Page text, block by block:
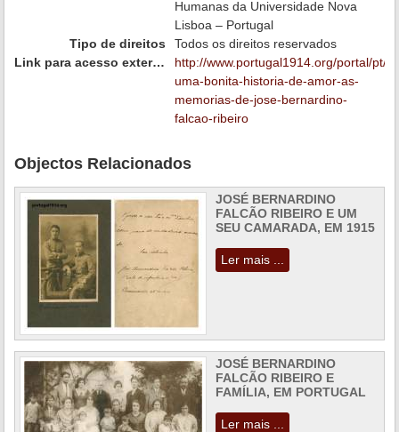
Humanas da Universidade Nova
Lisboa – Portugal
Tipo de direitos
Todos os direitos reservados
Link para acesso externo
http://www.portugal1914.org/portal/pt/
uma-bonita-historia-de-amor-as-
memorias-de-jose-bernardino-
falcao-ribeiro
Objectos Relacionados
JOSÉ BERNARDINO
FALCÃO RIBEIRO E UM
SEU CAMARADA, EM 1915
Ler mais ...
JOSÉ BERNARDINO
FALCÃO RIBEIRO E
FAMÍLIA, EM PORTUGAL
Ler mais ...